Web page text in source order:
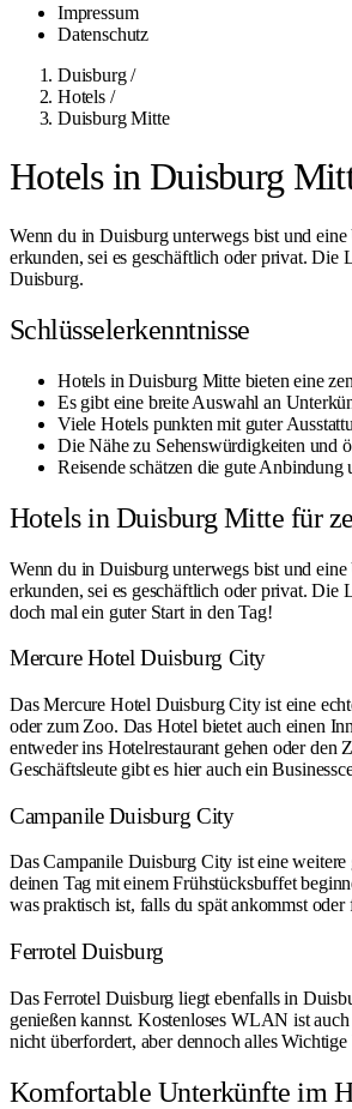
Impressum
Datenschutz
Duisburg /
Hotels /
Duisburg Mitte
Hotels in Duisburg
Wenn du in Duisburg unterwegs bist und
erkunden, sei es geschäftlich oder privat. Die
Duisburg.
Schlüsselerkenntnisse
Hotels in Duisburg Mitte bieten eine
Es gibt eine breite Auswahl an
Viele Hotels punkten mit guter
Die Nähe zu Sehenswürdigkeiten und
Reisende schätzen die gute
Hotels in Duisburg Mitte für
Wenn du in Duisburg unterwegs bist und
erkunden, sei es geschäftlich oder privat. Die
doch mal ein guter Start in den Tag!
Mercure Hotel Duisburg City
Das Mercure Hotel Duisburg City ist eine
oder zum Zoo. Das Hotel bietet auch einen
entweder ins Hotelrestaurant gehen oder
Geschäftsleute gibt es hier auch ein
Campanile Duisburg City
Das Campanile Duisburg City ist eine
deinen Tag mit einem Frühstücksbuffet
was praktisch ist, falls du spät ankommst
Ferrotel Duisburg
Das Ferrotel Duisburg liegt ebenfalls in
genießen kannst. Kostenloses WLAN ist
nicht überfordert, aber dennoch alles
Komfortable Unterkünfte im